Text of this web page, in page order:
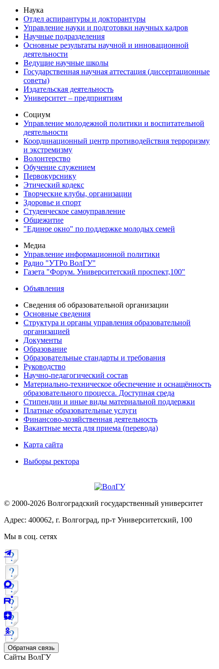
Наука
Отдел аспирантуры и докторантуры
Управление науки и подготовки научных кадров
Научные подразделения
Основные результаты научной и инновационной
деятельности
Ведущие научные школы
Государственная научная аттестация (диссертационные
советы)
Издательская деятельность
Университет – предприятиям
Социум
Управление молодежной политики и воспитательной
деятельности
Координационный центр противодействия терроризму
и экстремизму
Волонтерство
Обучение служением
Первокурснику
Этический кодекс
Творческие клубы, организации
Здоровье и спорт
Студенческое самоуправление
Общежитие
"Единое окно" по поддержке молодых семей
Медиа
Управление информационной политики
Радио "УТРо ВолГУ"
Газета "Форум. Университетский проспект,100"
Объявления
Сведения об образовательной организации
Основные сведения
Структура и органы управления образовательной
организацией
Документы
Образование
Образовательные стандарты и требования
Руководство
Научно-педагогический состав
Материально-техническое обеспечение и оснащённость
образовательного процесса. Доступная среда
Стипендии и иные виды материальной поддержки
Платные образовательные услуги
Финансово-хозяйственная деятельность
Вакантные места для приема (перевода)
Карта сайта
Выборы ректора
© 2000-2026 Волгоградский государственный университет
Адрес: 400062, г. Волгоград, пр-т Университетский, 100
Мы в соц. сетях
Обратная связь
Сайты ВолГУ